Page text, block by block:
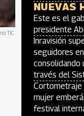
TIC.
NUEVAS
Este es el
presidente
Inravisión
seguidores
consolidando
través del
Cortometraje
mujer
festival